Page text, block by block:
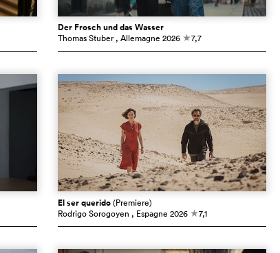
Der Frosch und das Wasser
Thomas Stuber , Allemagne 2026 c7,7
El ser querido(Premiere)
Rodrigo Sorogoyen , Espagne 2026 c7,1